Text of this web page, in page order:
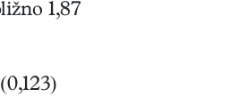
1,87